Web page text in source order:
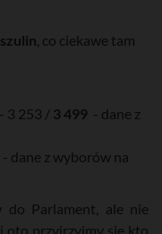
, co ciekawe tam
3 253 / 3 499 - dane z
dane z wyborów na
Parlament, ale nie
i oto przyjrzyjmy się kto